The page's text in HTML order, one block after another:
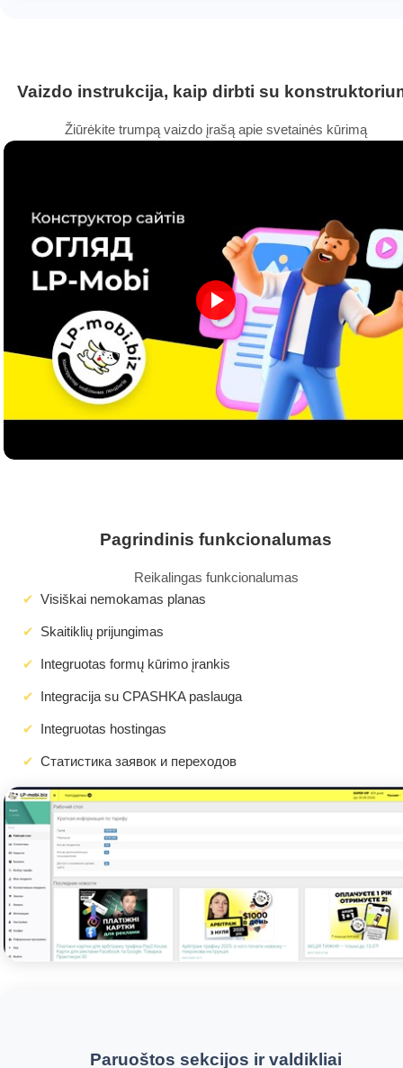
Vaizdo instrukcija, kaip dirbti su
Žiūrėkite trumpą vaizdo įrašą apie svetainės kūrimą
Pagrindinis funkcionalumas
Reikalingas funkcionalumas
Visiškai nemokamas planas
Skaitiklių prijungimas
Integruotas formų kūrimo įrankis
Integracija su CPASHKA paslauga
Integruotas hostingas
Статистика заявок и переходов
Paruoštos sekcijos ir valdikliai